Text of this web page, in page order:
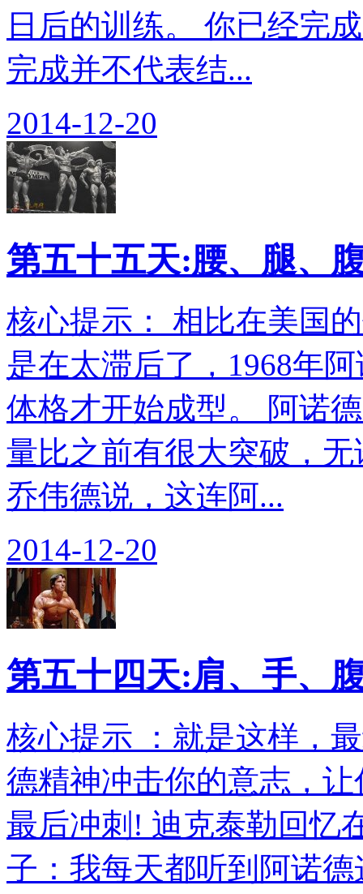
日后的训练。 你已经完
完成并不代表结...
2014-12-20
第五十五天:腰、腿、
核心提示： 相比在美国
是在太滞后了，1968年
体格才开始成型。 阿诺
量比之前有很大突破，
乔伟德说，这连阿...
2014-12-20
第五十四天:肩、手、
核心提示 ：就是这样，
德精神冲击你的意志，
最后冲刺! 迪克泰勒回忆
子：我每天都听到阿诺